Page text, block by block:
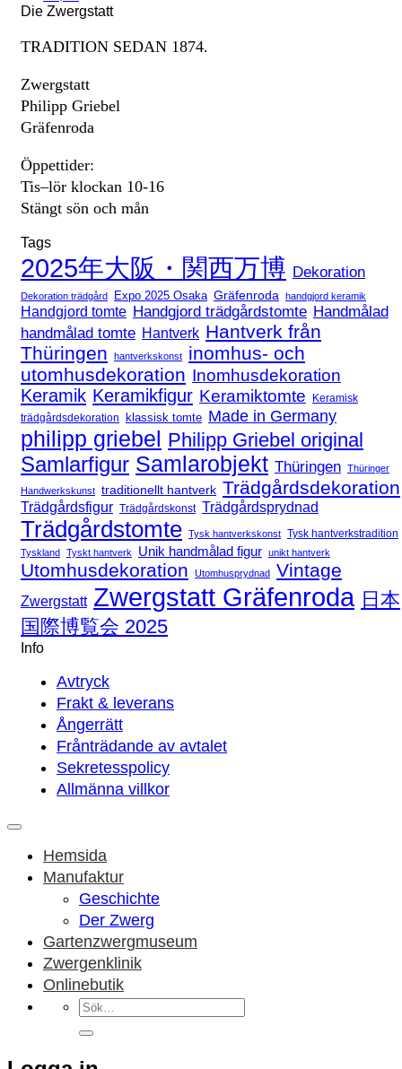
Die Zwergstatt
TRADITION SEDAN 1874.
Zwergstatt
Philipp Griebel
Gräfenroda
Öppettider:
Tis–lör klockan 10-16
Stängt sön och mån
Tags
2025年大阪・関西万博 Dekoration
Dekoration trädgård Expo 2025 Osaka Gräfenroda handgjord keramik
Handgjord tomte Handgjord trädgårdstomte Handmålad
handmålad tomte Hantverk Hantverk från
Thüringen
hantverkskonst
inomhus- och
utomhusdekoration Inomhusdekoration
Keramik Keramikfigur Keramiktomte
Keramisk
trädgårdsdekoration
klassisk tomte Made in Germany
philipp griebel Philipp Griebel original
Samlarfigur Samlarobjekt Thüringen Thüringer
Handwerkskunst traditionellt hantverk Trädgårdsdekoration
Trädgårdsfigur Trädgårdskonst Trädgårdsprydnad
Trädgårdstomte Tysk hantverkskonst Tysk hantverkstradition
Tyskland Tyskt hantverk Unik handmålad figur unikt hantverk
Utomhusdekoration Utomhusprydnad Vintage
Zwergstatt Zwergstatt Gräfenroda 日本
国際博覧会 2025
Info
Avtryck
Frakt & leverans
Ångerrätt
Frånträdande av avtalet
Sekretesspolicy
Allmänna villkor
Hemsida
Manufaktur
Geschichte
Der Zwerg
Gartenzwergmuseum
Zwergenklinik
Onlinebutik
Sök
efter: